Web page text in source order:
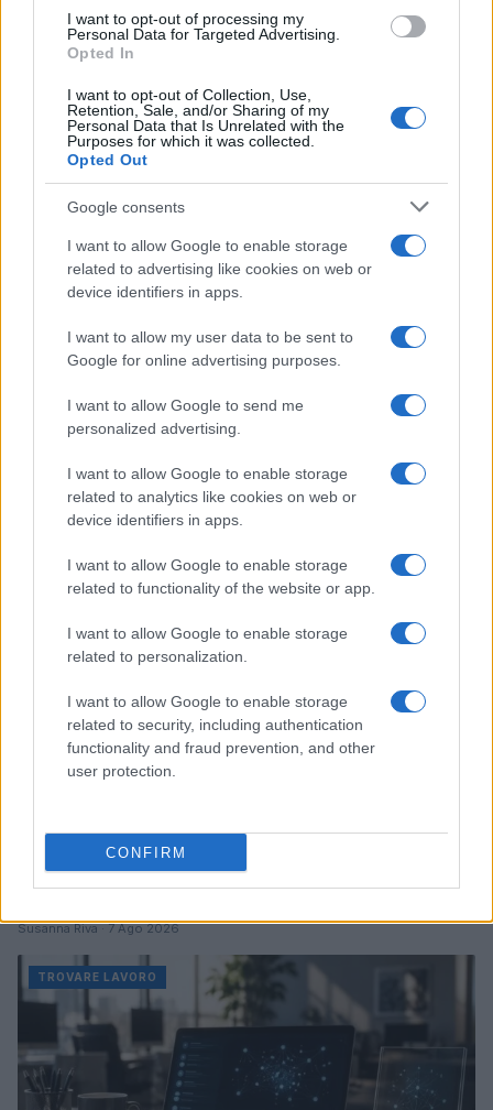
I want to opt-out of processing my
Personal Data for Targeted Advertising.
Opted In
I want to opt-out of Collection, Use,
Retention, Sale, and/or Sharing of my
Personal Data that Is Unrelated with the
Purposes for which it was collected.
Opted Out
Google consents
I want to allow Google to enable storage
related to advertising like cookies on web or
device identifiers in apps.
I want to allow my user data to be sent to
Google for online advertising purposes.
I want to allow Google to send me
personalized advertising.
I want to allow Google to enable storage
related to analytics like cookies on web or
device identifiers in apps.
I want to allow Google to enable storage
related to functionality of the website or app.
I want to allow Google to enable storage
related to personalization.
I want to allow Google to enable storage
related to security, including authentication
functionality and fraud prevention, and other
user protection.
CONFIRM
Continua a leggere
TROVARE LAVORO
Susanna Riva · 7 Ago 2026
TROVARE LAVORO